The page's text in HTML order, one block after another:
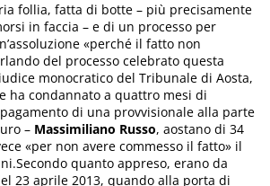
follia, fatta di botte – più precisamente
in faccia – e di un processo per
«perché il fatto non
del processo celebrato questa
monocratico del Tribunale di Aosta,
ha condannato a quattro mesi di
di una provvisionale alla parte
– Massimiliano Russo, aostano di 34
«per non avere commesso il fatto» il
quanto appreso, erano da
23 aprile 2013, quando alla porta di